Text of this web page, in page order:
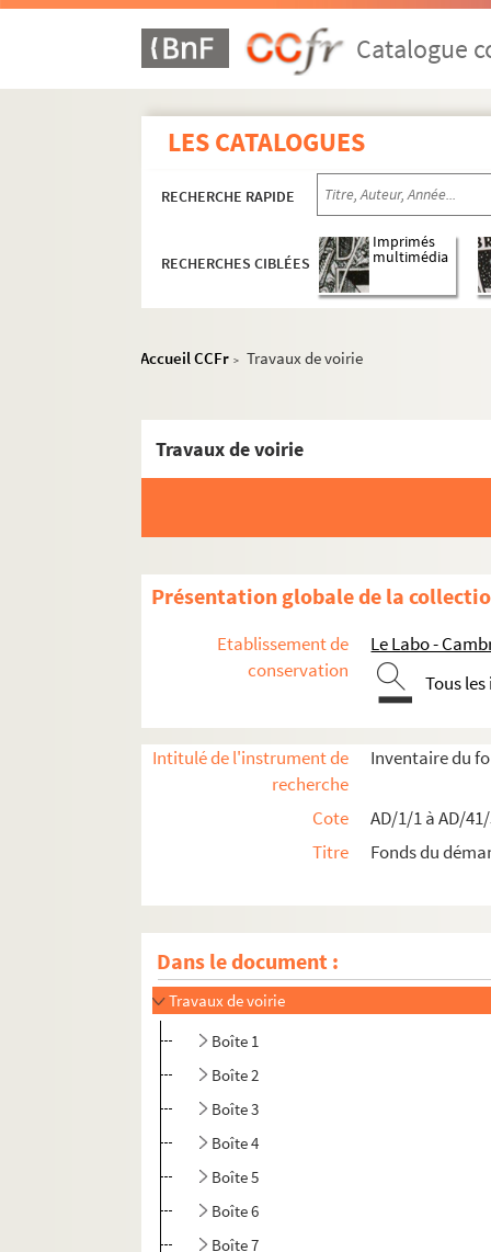
Catalogue
LES CATALOGUES
RECHERCHE RAPIDE
RECHERCHES CIBLÉES
Imprimés
multimédia
Accueil CCFr > Travaux de voirie
Travaux de voirie
Présentation globale de la
Etablissement de
conservation
Le Labo -
Tous
Intitulé de l'instrument de
recherche
Inventaire du
Cote
AD/1/1 à AD/
Titre
Fonds du
Dans le document :
Travaux de voirie
Boîte 1
Boîte 2
Boîte 3
Boîte 4
Boîte 5
Boîte 6
Boîte 7